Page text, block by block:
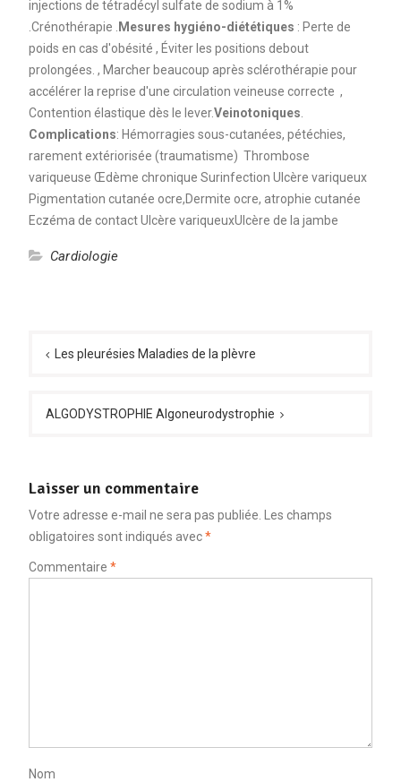
injections de tétradécyl sulfate de sodium à 1%
.Crénothérapie .
Mesures hygiéno-diététiques : Perte de
poids en cas d'obésité , Éviter les positions debout
prolongées. , Marcher beaucoup après sclérothérapie pour
accélérer la reprise d'une circulation veineuse correcte ,
Contention élastique dès le lever.Veinotoniques
Complications: Hémorragies sous-cutanées, pétéchies,
rarement extériorisée (traumatisme) Thrombose
variqueuse Œdème chronique Surinfection Ulcère variqueux
Pigmentation cutanée ocre,Dermite ocre, atrophie cutanée
Eczéma de contact Ulcère variqueuxUlcère de la jambe
Cardiologie
de
Les pleurésies Maladies de la plèvre
ALGODYSTROPHIE Algoneurodystrophie
Laisser un commentaire
Votre adresse e-mail ne sera pas publiée.
Les champs
obligatoires sont indiqués avec*
Commentaire *
Nom